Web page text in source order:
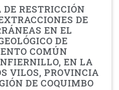
RESTRICCIÓN
DE
EN EL
DE
COMÚN
EN LA
VILOS, PROVINCIA
DE COQUIMBO